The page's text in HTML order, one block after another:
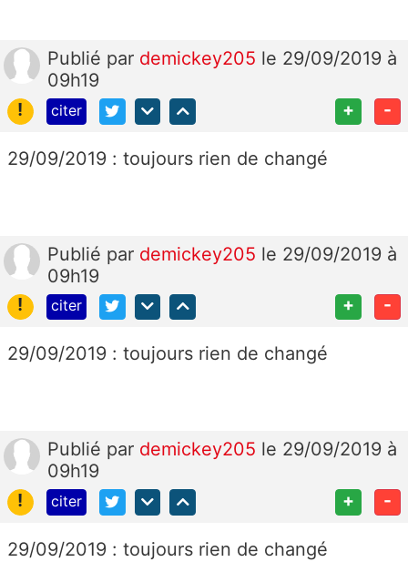
Publié par demickey205 le 29/09/2019 à
09h19
!
citer + -
29/09/2019 : toujours rien de changé
Publié par demickey205 le 29/09/2019 à
09h19
!
citer + -
29/09/2019 : toujours rien de changé
Publié par demickey205 le 29/09/2019 à
09h19
!
citer + -
29/09/2019 : toujours rien de changé